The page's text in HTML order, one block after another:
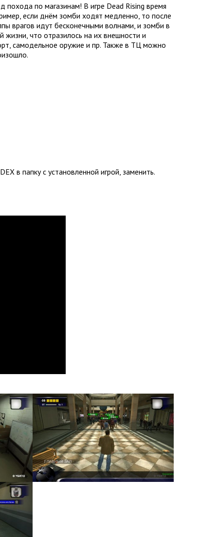
похода по магазинам! В игре Dead Rising время
если днём зомби ходят медленно, то после
врагов идут бесконечными волнами, и зомби в
что отразилось на их внешности и
самодельное оружие и пр. Также в ТЦ можно
в папку с установленной игрой, заменить.